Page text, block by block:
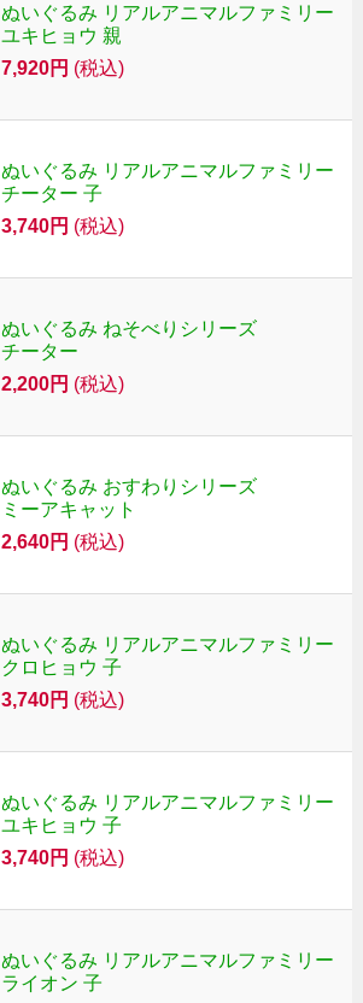
ぬいぐるみ リアルアニマルファミリー
ユキヒョウ 親
7,920円 (税込)
ぬいぐるみ リアルアニマルファミリー
チーター 子
3,740円 (税込)
ぬいぐるみ ねそべりシリーズ
チーター
2,200円 (税込)
ぬいぐるみ おすわりシリーズ
ミーアキャット
2,640円 (税込)
ぬいぐるみ リアルアニマルファミリー
クロヒョウ 子
3,740円 (税込)
ぬいぐるみ リアルアニマルファミリー
ユキヒョウ 子
3,740円 (税込)
ぬいぐるみ リアルアニマルファミリー
ライオン 子